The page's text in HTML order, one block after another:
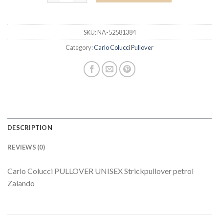
SKU:NA-52581384
Category:Carlo Colucci Pullover
DESCRIPTION
REVIEWS (0)
Carlo Colucci PULLOVER UNISEX Strickpullover petrol
Zalando